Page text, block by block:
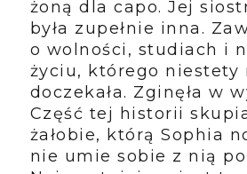
żoną dla capo. Jej
była zupełnie inna.
o wolności, studiach i
życiu, którego niestety
doczekała. Zginęła w
Część tej historii
żałobie, którą Sophia
nie umie sobie z nią